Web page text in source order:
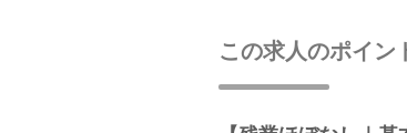
この求人のポイン